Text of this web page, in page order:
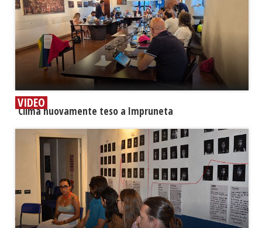
VIDEO
​Clima nuovamente teso a Impruneta